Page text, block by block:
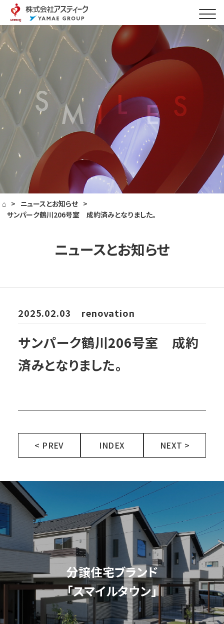
⌂ > ニュースとお知らせ >
サンパーク鶴川206号室 成約済みとなりました。
ニュースとお知らせ
2025.02.03 renovation
サンパーク鶴川206号室 成約
済みとなりました。
< PREV INDEX NEXT >
分譲住宅ブランド
「スマイルタウン」